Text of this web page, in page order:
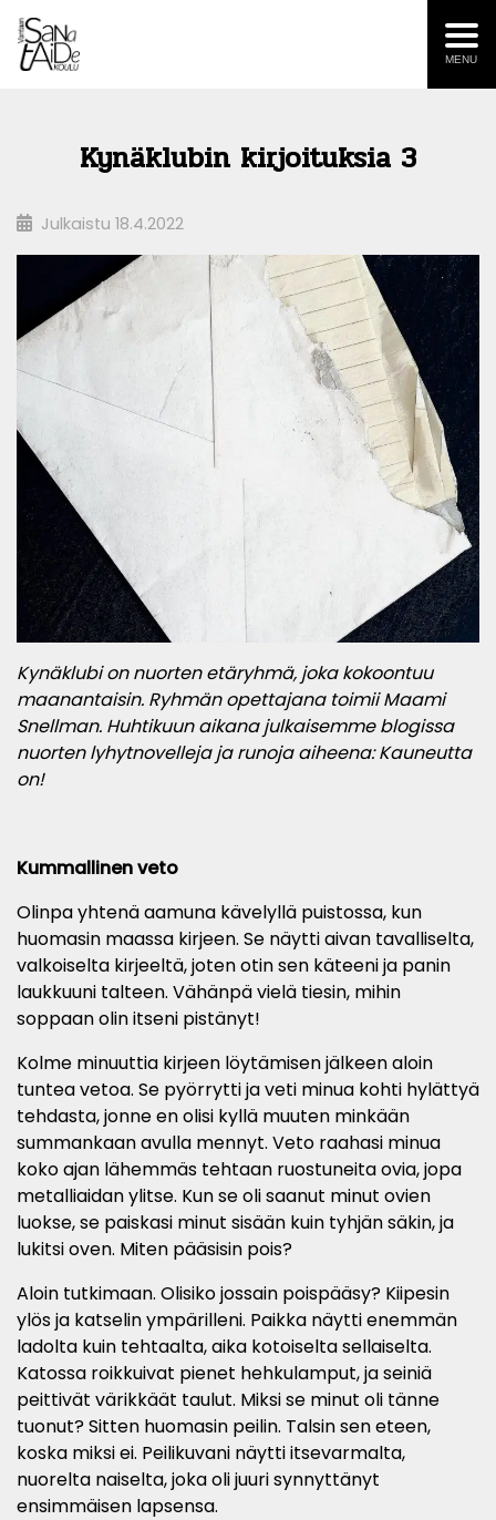
MENU
Kynäklubin kirjoituksia 3
Julkaistu 18.4.2022
Kynäklubi on nuorten etäryhmä, joka kokoontuu
maanantaisin. Ryhmän opettajana toimii Maami
Snellman. Huhtikuun aikana julkaisemme blogissa
nuorten lyhytnovelleja ja runoja aiheena: Kauneutta
on!
Kummallinen veto
Olinpa yhtenä aamuna kävelyllä puistossa, kun
huomasin maassa kirjeen. Se näytti aivan tavalliselta,
valkoiselta kirjeeltä, joten otin sen käteeni ja panin
laukkuuni talteen. Vähänpä vielä tiesin, mihin
soppaan olin itseni pistänyt!
Kolme minuuttia kirjeen löytämisen jälkeen aloin
tuntea vetoa. Se pyörrytti ja veti minua kohti hylättyä
tehdasta, jonne en olisi kyllä muuten minkään
summankaan avulla mennyt. Veto raahasi minua
koko ajan lähemmäs tehtaan ruostuneita ovia, jopa
metalliaidan ylitse. Kun se oli saanut minut ovien
luokse, se paiskasi minut sisään kuin tyhjän säkin, ja
lukitsi oven. Miten pääsisin pois?
Aloin tutkimaan. Olisiko jossain poispääsy? Kiipesin
ylös ja katselin ympärilleni. Paikka näytti enemmän
ladolta kuin tehtaalta, aika kotoiselta sellaiselta.
Katossa roikkuivat pienet hehkulamput, ja seiniä
peittivät värikkäät taulut. Miksi se minut oli tänne
tuonut? Sitten huomasin peilin. Talsin sen eteen,
koska miksi ei. Peilikuvani näytti itsevarmalta,
nuorelta naiselta, joka oli juuri synnyttänyt
ensimmäisen lapsensa.